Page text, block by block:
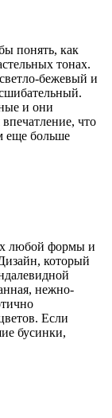
понять, как
тонах.
бежевый и
и они
что
еще больше
любой формы и
который
нежно-
Если
бусинки,